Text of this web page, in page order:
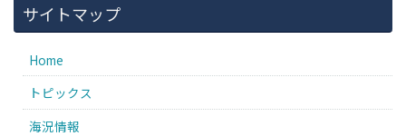
サイトマップ
Home
トピックス
海況情報